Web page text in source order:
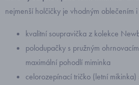
nejmenší holčičky je vhodným oblečením
kvalitní soupravička z kolekce
polodupačky s pružným
maximální pohodlí miminka
celorozepínací tričko (letní